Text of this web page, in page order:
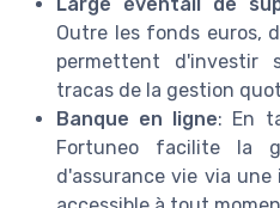
Large éventail de
Outre les fonds euros,
permettent d'investir
tracas de la gestion
Banque en ligne: En
Fortuneo facilite la
d'assurance vie via